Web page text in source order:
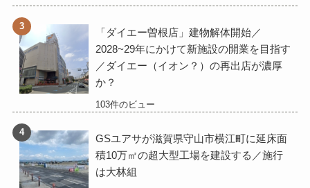
「ダイエー曽根店」建物解体開始／
2028~29年にかけて新施設の開業を目指す
／ダイエー（イオン？）の再出店が濃厚
か？
103件のビュー
GSユアサが滋賀県守山市横江町に延床面
積10万㎡の超大型工場を建設する／施行
は大林組